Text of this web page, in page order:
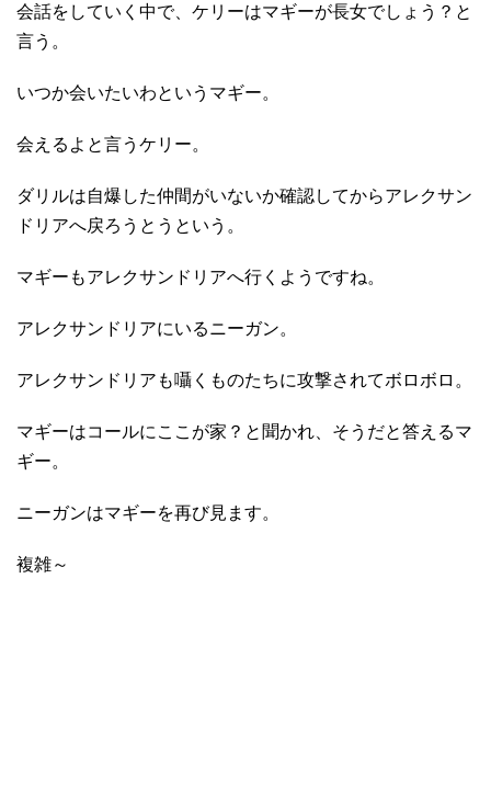
会話をしていく中で、ケリーはマギーが長女でしょう？と
言う。
いつか会いたいわというマギー。
会えるよと言うケリー。
ダリルは自爆した仲間がいないか確認してからアレクサン
ドリアへ戻ろうとうという。
マギーもアレクサンドリアへ行くようですね。
アレクサンドリアにいるニーガン。
アレクサンドリアも囁くものたちに攻撃されてボロボロ。
マギーはコールにここが家？と聞かれ、そうだと答えるマ
ギー。
ニーガンはマギーを再び見ます。
複雑～